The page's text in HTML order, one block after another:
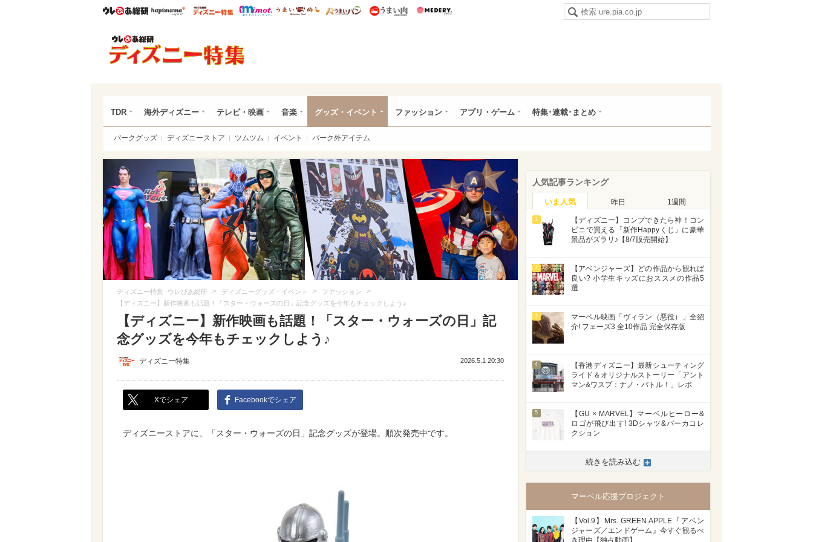
ウレぴあ総研ハピママ* ウレぴあ総研 ディズニー特集
mimot. うまいめし うまいパン うまい肉
TDR 海外ディズニー テレビ・映画 音楽 グッズ・イベント ファッション アプリ・ゲーム 特集･連載･まとめ
パークグッズ ディズニーストア ツムツム イベント パーク外アイテム
ディズニー特集 -ウレぴあ総研 > ディズニーグッズ・イベント > ファッション >
【ディズニー】新作映画も話題！「スター・ウォーズの日」記念グッズを今年もチェックしよう♪
【ディズニー】新作映画も話題！「スター・ウォーズの日」記
念グッズを今年もチェックしよう♪
ディズニー特集 2026.5.1 20:30
Xでシェア Facebookでシェア
ディズニーストアに、「スター・ウォーズの日」記念グッズが登場。順次発売中です。
人気記事ランキング
いま人気 昨日 1週間
1
【ディズニー】コンプできたら神！コン
ビニで買える「新作Happyくじ」に豪華
景品がズラリ♪【8/7販売開始】
2
【アベンジャーズ】どの作品から観れば
良い? 小学生キッズにおススメの作品5
選
3
マーベル映画「ヴィラン（悪役）」全紹
介! フェーズ3 全10作品 完全保存版
4
【香港ディズニー】最新シューティング
ライド＆オリジナルストーリー「アント
マン&ワスプ：ナノ・バトル！」レポ
5
【GU × MARVEL】マーベルヒーロー&
ロゴが飛び出す! 3Dシャツ&パーカコレ
クション
続きを読み込む
マーベル応援プロジェクト
【Vol.9】Mrs. GREEN APPLE『アベン
ジャーズ／エンドゲーム』今すぐ観るべ
き理由【独占動画】